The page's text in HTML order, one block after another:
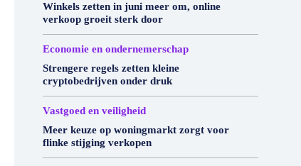
Winkels zetten in juni meer om, online
verkoop groeit sterk door
Economie en ondernemerschap
Strengere regels zetten kleine
cryptobedrijven onder druk
Vastgoed en veiligheid
Meer keuze op woningmarkt zorgt voor
flinke stijging verkopen